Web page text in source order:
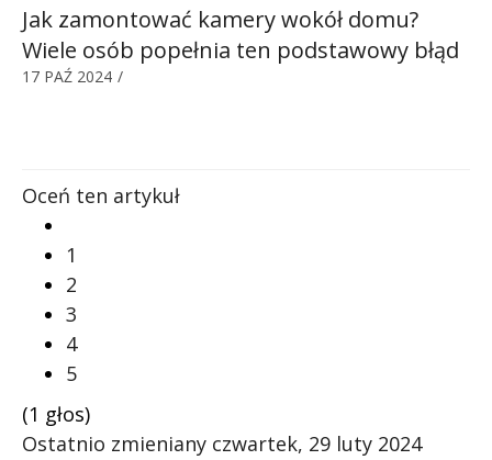
Jak zamontować kamery wokół domu?
Wiele osób popełnia ten podstawowy błąd
17 PAŹ 2024 /
Oceń ten artykuł
1
2
3
4
5
(1 głos)
Ostatnio zmieniany czwartek, 29 luty 2024